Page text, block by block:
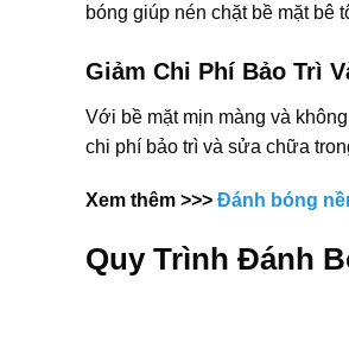
bóng giúp nén chặt bề mặt bê
Giảm Chi Phí Bảo Trì
Với bề mặt mịn màng và
chi phí bảo trì và sửa chữa
Xem thêm >>> Đánh bóng
Quy Trình Đánh